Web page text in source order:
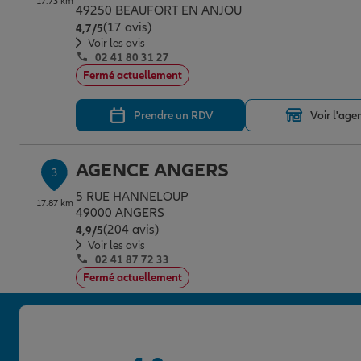
49250 BEAUFORT EN ANJOU
4,7/5Note de 4.7 sur 5
(17 avis)
Voir les avis
02 41 80 31 27
Fermé actuellement
Prendre un RDV Voir
3
17.87 km
AGENCE ANGERS
5 RUE HANNELOUP
49000 ANGERS
4,9/5Note de 4.9 sur 5
(204 avis)
Voir les avis
02 41 87 72 33
Fermé actuellement